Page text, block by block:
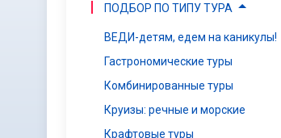
ПОДБОР ПО ТИПУ ТУРА
ВЕДИ-детям, едем на каникулы!
Гастрономические туры
Комбинированные туры
Круизы: речные и морские
Крафтовые туры